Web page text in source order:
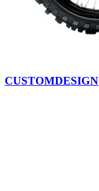
CUSTOMDESIGN